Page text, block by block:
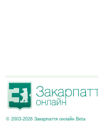
© 2003-2026 Закарпаття онлайн Beta